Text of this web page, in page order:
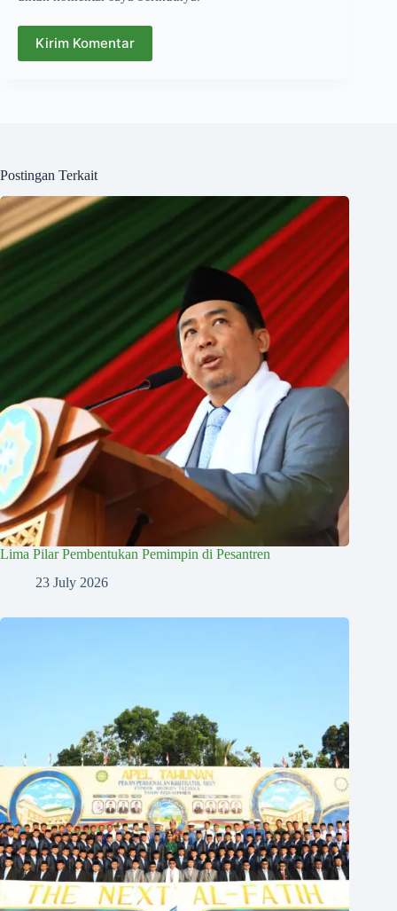
Kirim Komentar
Postingan Terkait
Lima Pilar Pembentukan Pemimpin di Pesantren
23 July 2026